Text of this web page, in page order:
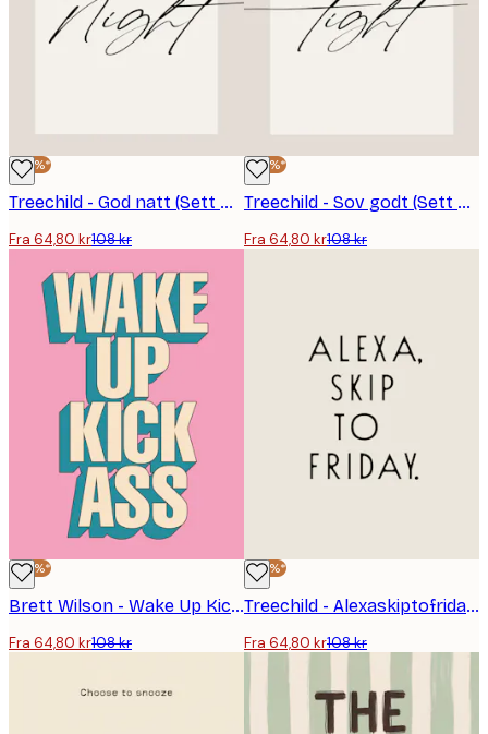
-40%*
Treechild - God natt (Sett med Tre) Plakat
Fra 64,80 kr108 kr
-40%*
Treechild - Sov godt (Sett med tre) Plakat
Fra 64,80 kr108 kr
-40%*
Brett Wilson - Wake Up Kick Ass Sitat Plakat
Fra 64,80 kr108 kr
-40%*
Treechild - Alexaskiptofriday Plakat
Fra 64,80 kr108 kr